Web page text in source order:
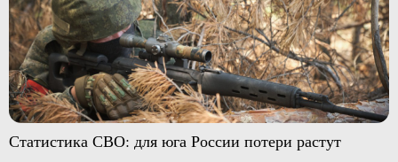
Статистика СВО: для юга России потери растут